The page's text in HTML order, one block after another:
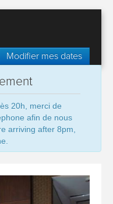
Modifier mes dates
20h, merci de
afin de nous
arriving after 8pm,